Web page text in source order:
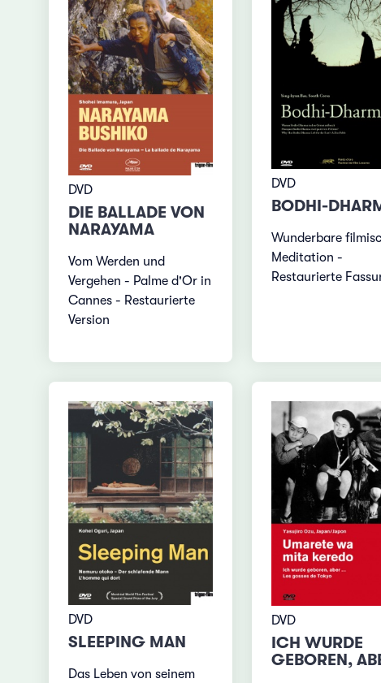
DVD
DIE BALLADE VON
NARAYAMA
Vom Werden und
Vergehen - Palme d'Or in
Cannes - Restaurierte
Version
DVD
BODHI-
Wunderbare
Meditation -
Restaurierte
DVD
SLEEPING MAN
Das Leben von seinem
DVD
ICH WURDE
GEBOREN,